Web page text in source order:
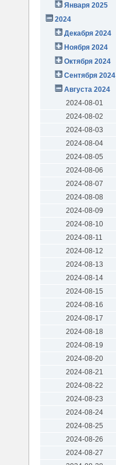
Января 2025
2024
Декабря 2024
Ноября 2024
Октября 2024
Сентября 2024
Августа 2024
2024-08-01
2024-08-02
2024-08-03
2024-08-04
2024-08-05
2024-08-06
2024-08-07
2024-08-08
2024-08-09
2024-08-10
2024-08-11
2024-08-12
2024-08-13
2024-08-14
2024-08-15
2024-08-16
2024-08-17
2024-08-18
2024-08-19
2024-08-20
2024-08-21
2024-08-22
2024-08-23
2024-08-24
2024-08-25
2024-08-26
2024-08-27